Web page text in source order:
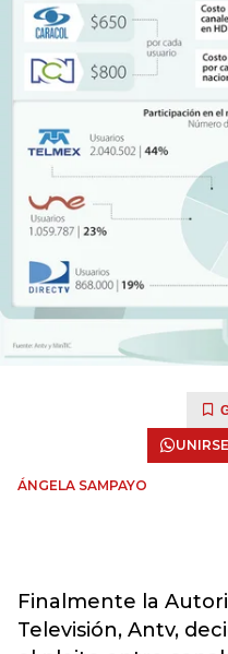
ÁNGELA SAMPAYO
Finalmente la
Televisión, Antv,